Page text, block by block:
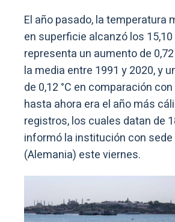
El año pasado, la temperatura
en superficie alcanzó los 15,10
representa un aumento de
la media entre 1991 y 2020, y
de 0,12 °C en comparación
hasta ahora era el año más
registros, los cuales datan de
informó la institución con sede
(Alemania) este viernes.